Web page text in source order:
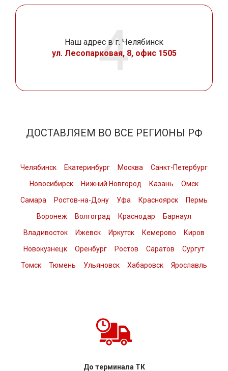
Наш адрес в г. Челябинск
ул. Лесопарковая, 8, офис 1505
ДОСТАВЛЯЕМ ВО ВСЕ РЕГИОНЫ РФ
Челябинск Екатеринбург Москва
Санкт-Петербург
Новосибирск
Нижний Новгород Казань
Омск
Самара
Ростов-на-Дону Уфа Красноярск
Пермь
Воронеж
Волгоград Краснодар
Барнаул
Владивосток
Ижевск Иркутск Кемерово
Киров
Новокузнецк
Оренбург Ростов Саратов
Сургут
Томск
Тюмень Ульяновск Хабаровск Ярославль
До терминала ТК